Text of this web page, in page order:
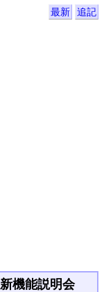
最新 追記
機能説明会